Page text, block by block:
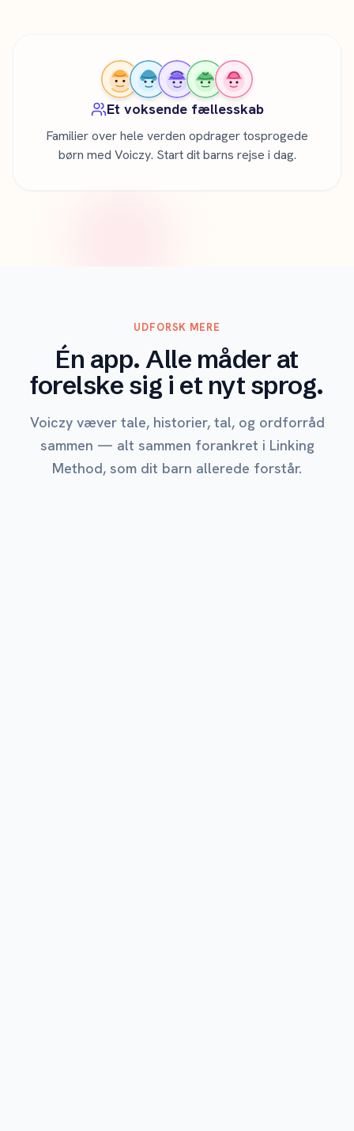
Et voksende fællesskab
Familier over hele verden opdrager tosprogede
børn med Voiczy. Start dit barns rejse i dag.
UDFORSK MERE
Én app. Alle måder at
forelske sig i et nyt sprog.
Voiczy væver tale, historier, tal, og ordforråd
sammen — alt sammen forankret i Linking
Method, som dit barn allerede forstår.